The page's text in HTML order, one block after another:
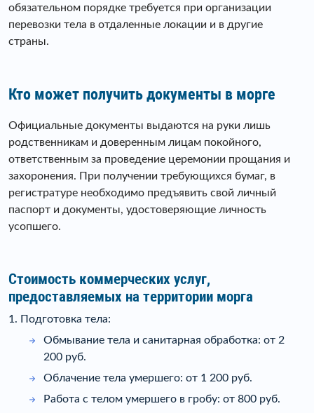
обязательном порядке требуется при организации
перевозки тела в отдаленные локации и в другие
страны.
Кто может получить документы в морге
Официальные документы выдаются на руки лишь
родственникам и доверенным лицам покойного,
ответственным за проведение церемонии прощания и
захоронения. При получении требующихся бумаг, в
регистратуре необходимо предъявить свой личный
паспорт и документы, удостоверяющие личность
усопшего.
Стоимость коммерческих услуг,
предоставляемых на территории морга
1. Подготовка тела:
Обмывание тела и санитарная обработка: от 2
200 руб.
Облачение тела умершего: от 1 200 руб.
Работа с телом умершего в гробу: от 800 руб.